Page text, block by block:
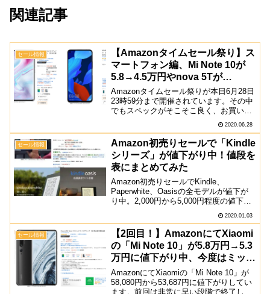
関連記事
セール情報
【Amazonタイムセール祭り】ス
マートフォン編、Mi Note 10が
5.8→4.5万円やnova 5Tが
5.9→4.7万円など
Amazonタイムセール祭りが本日6月28日
23時59分まで開催されています。その中
でもスペックがそこそこ良く、お買い得
になっているスマートフォン3（4）機種
をまとめて紹介していきます。Mi Note
10 / 10 ProXiaomi M...
2020.06.28
セール情報
Amazon初売りセールで「Kindle
シリーズ」が値下がり中！値段を
表にまとめてみた
Amazon初売りセールでKindle、
Paperwhite、Oasisの全モデルが値下が
り中。2,000円から5,000円程度の値下が
同様の値下げになっています。Kindleは
「-2000円」で最安6,...
2020.01.03
セール情報
【2回目！】AmazonにてXiaomi
の「Mi Note 10」が5.8万円→5.3
万円に値下がり中、今度はミッド
ナイトブラック
AmazonにてXiaomiの「Mi Note 10」が
58,080円から53,687円に値下がりしてい
ます。前回は非常に早い段階で終了して